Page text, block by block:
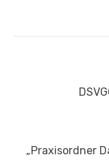
Nächster
„Praxisordner